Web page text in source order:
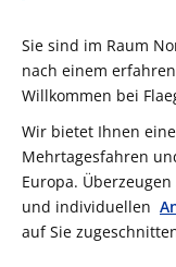
Sie sind im Raum
nach einem
Willkommen bei
Wir bietet Ihnen
Mehrtagesfahren
Europa.
und individuellen
auf Sie